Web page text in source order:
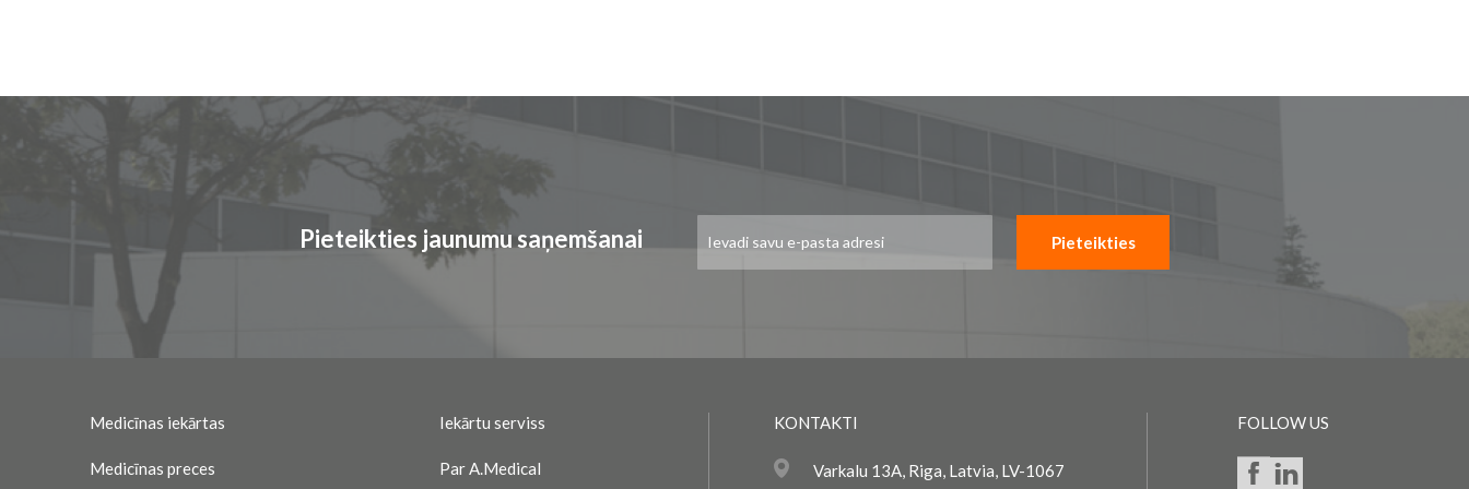
Pieteikties jaunumu saņemšanai
jaunumu
Pieteikties
Medicīnas iekārtas Iekārtu serviss
Medicīnas preces Par A.Medical
KONTAKTI
Varkalu 13A, Riga, Latvia, LV-1067
FOLLOW US